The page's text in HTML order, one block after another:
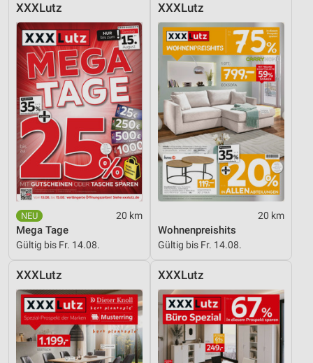
XXXLutz
20 km
Mega Tage
Gültig bis Fr. 14.08.
XXXLutz
20 km
Wohnenpreishits
Gültig bis Fr. 14.08.
XXXLutz XXXLutz